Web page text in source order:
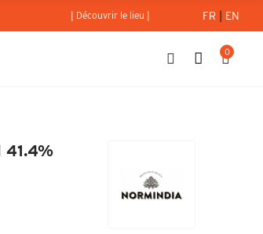
| Découvrir le lieu | FR | EN
0
41.4%